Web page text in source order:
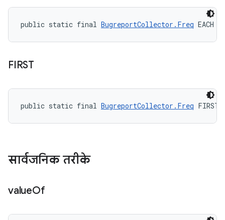
public static final BugreportCollector.Freq EACH
FIRST
public static final BugreportCollector.Freq FIRST
सार्वजनिक तरीके
valueOf